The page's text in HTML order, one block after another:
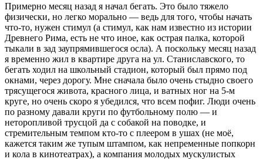
Примерно месяц назад я начал бегать. Это было тяжело
физически, но легко морально — ведь для того, чтобы начать
что-то, нужен стимул (а стимул, как нам известно из истории
Древнего Рима, есть не что иное, как острая палка, которой
тыкали в зад заупрямившегося осла). А поскольку месяц назад
я временно жил в квартире друга на ул. Станиславского, то
бегать ходил на школьный стадион, который был прямо под
окнами, через дорогу. Мне сначала было очень стыдно своего
трясущегося живота, красного лица, и ватных ног на 5-м
круге, но очень скоро я убедился, что всем пофиг. Люди очень
по разному давали круги по футбольному полю — и
неторопливой трусцой да с собакой на поводке, и
стремительным темпом кто-то с плеером в ушах (не моё,
кажется таким же тупым штампом, как непременные попкорн
и кола в кинотеатрах), а компания молодых мускулистых